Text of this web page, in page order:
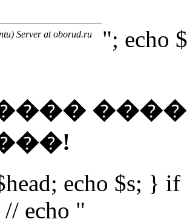
"; echo
echo $s; }
// echo "